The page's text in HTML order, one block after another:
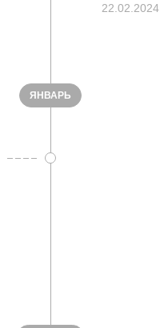
22.02.2024
ЯНВАРЬ